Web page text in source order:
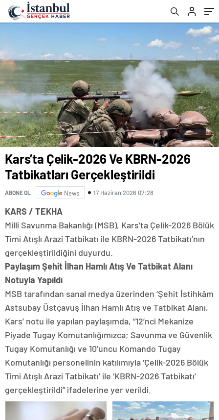
Kars’ta Çelik-2026 Ve KBRN-2026
Tatbikatları Gerçekleştirildi
ABONE OL News 17 Haziran 2026 07:28
KARS / TEKHA
Milli Savunma Bakanlığı (MSB), Kars’ta Çelik-2026 Bölük
Timi Atışlı Arazi Tatbikatı ile KBRN-2026 Tatbikatı’nın
gerçekleştirildiğini duyurdu.
Paylaşım Şehit İlhan Hamlı Atış Ve Tatbikat Alanı
Notuyla Yapıldı
MSB tarafından sanal medya üzerinden ‘Şehit İstihkâm
Astsubay Üstçavuş İlhan Hamlı Atış ve Tatbikat Alanı,
Kars’ notu ile yapılan paylaşımda, “12’nci Mekanize
Piyade Tugay Komutanlığımızca; Savunma ve Güvenlik
Tugay Komutanlığı ve 10’uncu Komando Tugay
Komutanlığı personelinin katılımıyla ‘Çelik-2026 Bölük
Timi Atışlı Arazi Tatbikatı’ ile ‘KBRN-2026 Tatbikatı’
gerçekleştirildi” ifadelerine yer verildi.